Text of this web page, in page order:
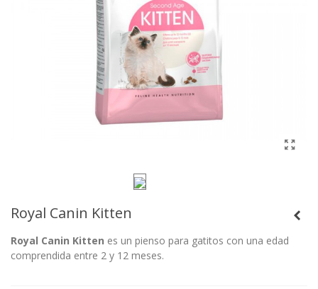
Royal Canin Kitten
Royal Canin Kitten es un pienso para gatitos con una edad
comprendida entre 2 y 12 meses.